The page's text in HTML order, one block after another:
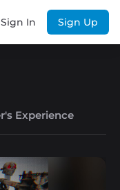
Sign In Sign Up
Experience